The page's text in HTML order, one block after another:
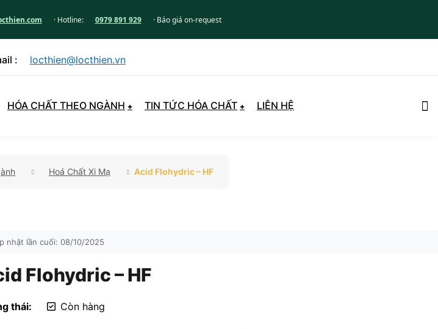
· Hotline: 0979 891 929 · Báo giá on-request
: locthien@locthien.vn
HÓA CHẤT THEO NGÀNH TIN TỨC HÓA CHẤT LIÊN HỆ
Hoá Chất Xi Mạ Acid Flohydric – HF
nhật lần cuối: 08/10/2025
Flohydric – HF
thái: Còn hàng